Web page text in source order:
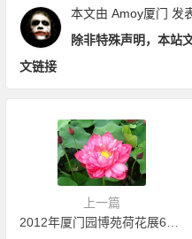
本文由 Amoy厦门 发
除非特殊声明，本站
文链接
上一篇